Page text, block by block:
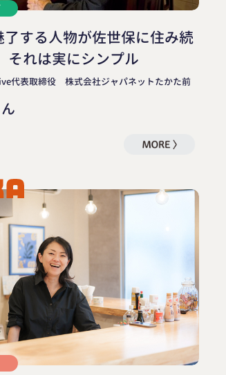
了する人物が佐世保に住み続
それは実にシンプル
代表取締役 株式会社ジャパネットたかた前